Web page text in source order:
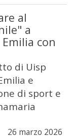
al
a
Emilia con
di Uisp
e
di sport e
26 marzo 2026